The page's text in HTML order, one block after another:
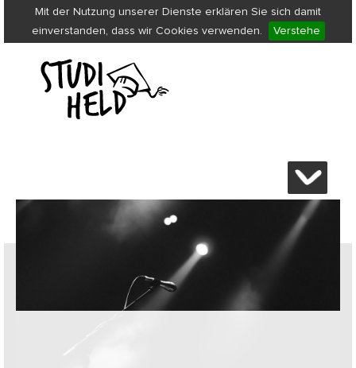
Mit der Nutzung unserer Dienste erklären Sie sich damit
einverstanden, dass wir Cookies verwenden.
Verstehe